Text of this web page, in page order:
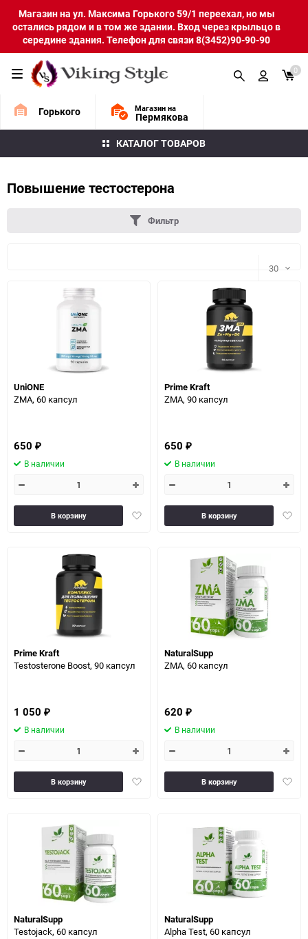
Магазин на ул. Максима Горького 59/1 переехал, но мы
остались рядом и в том же здании. Вход через крыльцо в
середине здания. Телефон для связи 8(3452)90-90-90
Горького Магазин на
Пермякова
КАТАЛОГ ТОВАРОВ
0
Повышение тестостерона
Фильтр
30
UniONE
ZMA, 60 капсул
650 ₽
В наличии
Добавить
В корзину
Prime Kraft
ZMA, 90 капсул
650 ₽
В наличии
В корзину
Prime Kraft
Testosterone Boost, 90 капсул
1 050 ₽
В наличии
Добавить
В корзину
NaturalSupp
ZMA, 60 капсул
620 ₽
В наличии
В корзину
NaturalSupp
Testojack, 60 капсул
NaturalSupp
Alpha Test, 60 капсул